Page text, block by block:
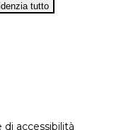
tutto
di accessibilità